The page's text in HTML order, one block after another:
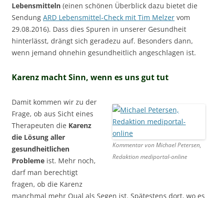
Lebensmitteln (einen schönen Überblick dazu bietet die
Sendung ARD Lebensmittel-Check mit Tim Melzer vom
29.08.2016). Dass dies Spuren in unserer Gesundheit
hinterlässt, drängt sich geradezu auf. Besonders dann,
wenn jemand ohnehin gesundheitlich angeschlagen ist.
Karenz macht Sinn, wenn es uns gut tut
Kommentar von Michael Petersen,
Redaktion mediportal-online
Damit kommen wir zu der
Frage, ob aus Sicht eines
Therapeuten die Karenz
die Lösung aller
gesundheitlichen
Probleme ist. Mehr noch,
darf man berechtigt
fragen, ob die Karenz
manchmal mehr Qual als Segen ist. Spätestens dort, wo es